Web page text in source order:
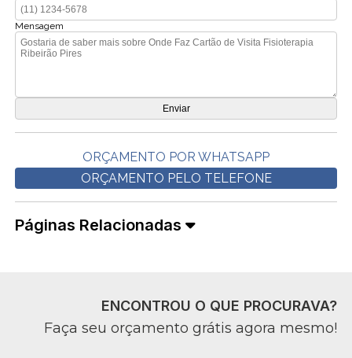
Mensagem
ORÇAMENTO POR WHATSAPP
ORÇAMENTO PELO TELEFONE
Páginas Relacionadas
ENCONTROU O QUE PROCURAVA?
Faça seu orçamento grátis agora mesmo!